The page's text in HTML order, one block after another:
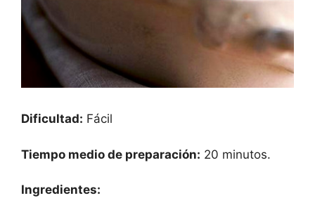
Dificultad: Fácil
Tiempo medio de preparación: 20 minutos.
Ingredientes: